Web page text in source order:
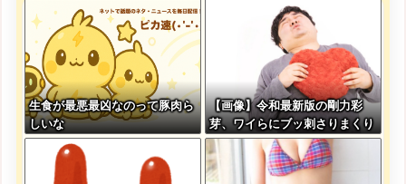
生食が最悪最凶なのって豚肉ら
しいな
【画像】令和最新版の剛力彩
芽、ワイらにブッ刺さりまくり
と話題にw w w w w w w w w
w w w w